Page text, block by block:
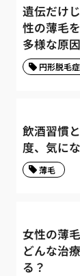
遺伝だけ
性の薄毛
多様な原因
円形脱毛症
飲酒習慣
度、気に
薄毛
女性の薄
どんな治
る？